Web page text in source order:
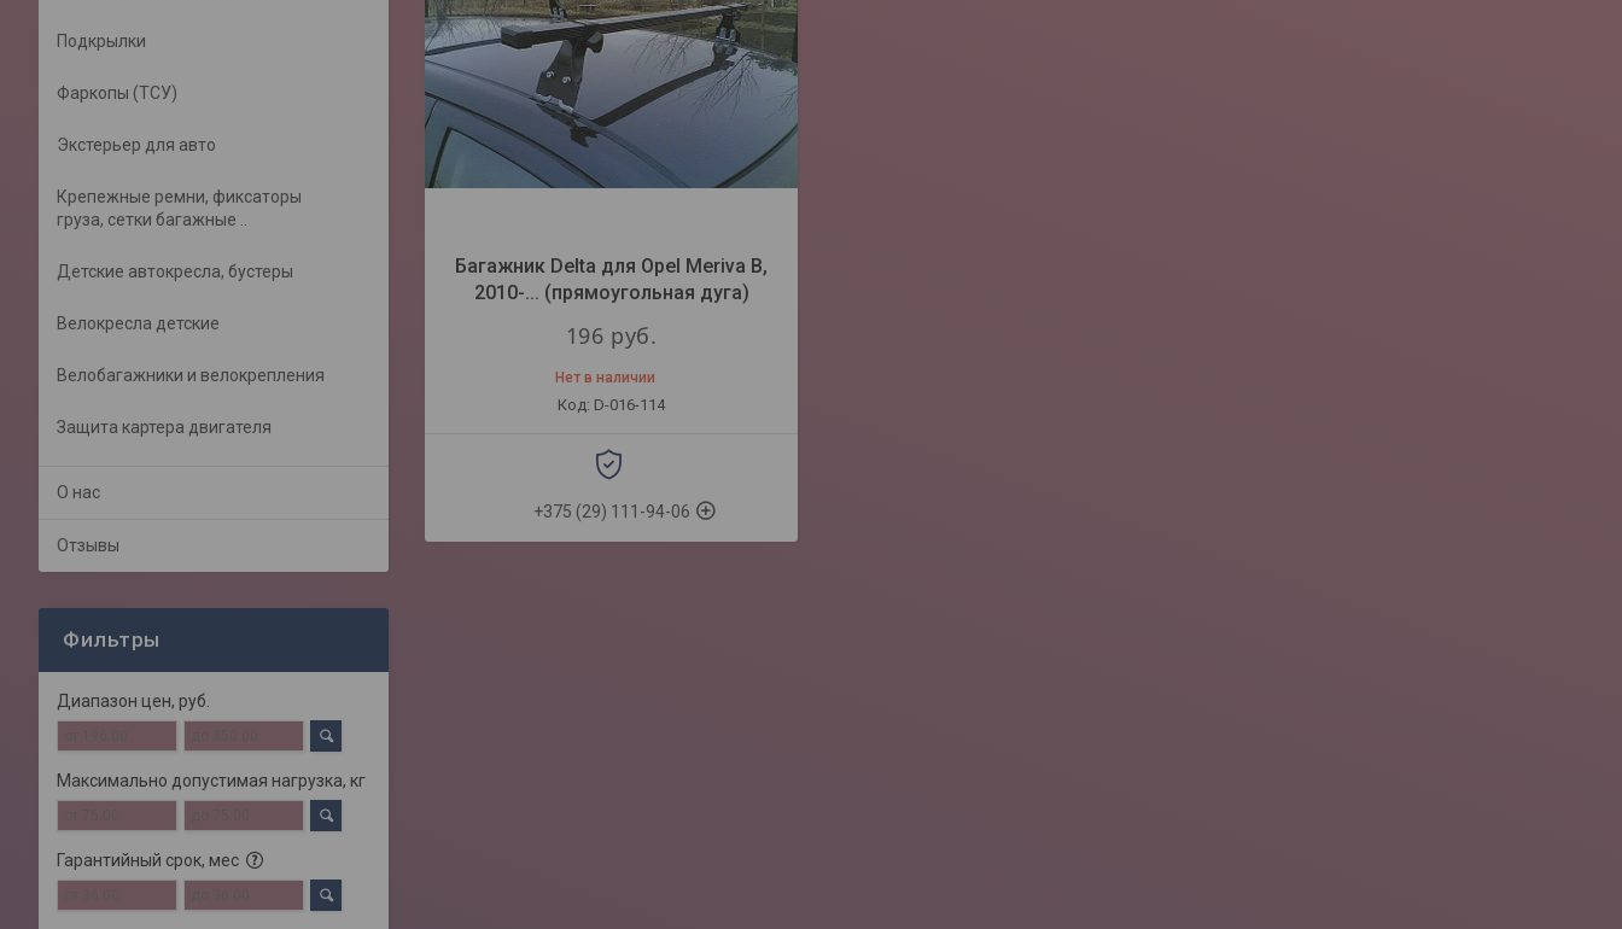
Багажник Delta для Opel Meriva В,
2010-... (прямоугольная дуга)
196 руб.
Нет в наличии
D-016-114
+375 (29) 111-94-06
Подкрылки
Фаркопы (ТСУ)
Экстерьер для авто
Крепежные ремни, фиксаторы
груза, сетки багажные ..
Детские автокресла, бустеры
Велокресла детские
Велобагажники и велокрепления
Защита картера двигателя
О нас
Отзывы
Фильтры
Диапазон цен, руб.
Максимально допустимая нагрузка, кг
Гарантийный срок, мес